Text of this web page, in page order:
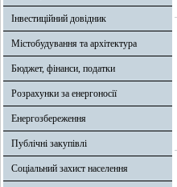
Інвестиційний довідник
Містобудування та архітектура
Бюджет, фінанси, податки
Розрахунки за енергоносії
Енергозбереження
Публічні закупівлі
Соціальний захист населення